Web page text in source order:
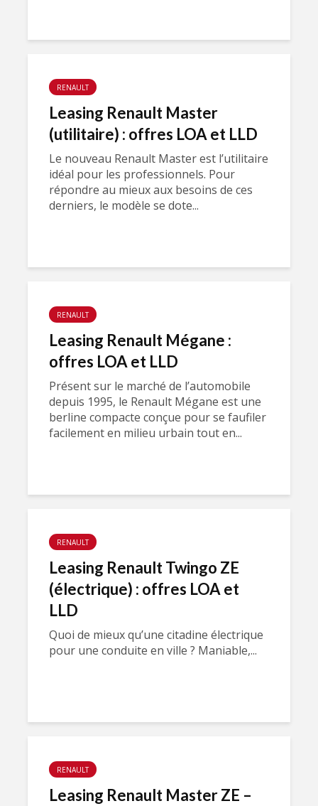
RENAULT
Leasing Renault Master
(utilitaire) : offres LOA et LLD
Le nouveau Renault Master est l’utilitaire
idéal pour les professionnels. Pour
répondre au mieux aux besoins de ces
derniers, le modèle se dote...
RENAULT
Leasing Renault Mégane :
offres LOA et LLD
Présent sur le marché de l’automobile
depuis 1995, le Renault Mégane est une
berline compacte conçue pour se faufiler
facilement en milieu urbain tout en...
RENAULT
Leasing Renault Twingo ZE
(électrique) : offres LOA et
LLD
Quoi de mieux qu’une citadine électrique
pour une conduite en ville ? Maniable,...
RENAULT
Leasing Renault Master ZE –